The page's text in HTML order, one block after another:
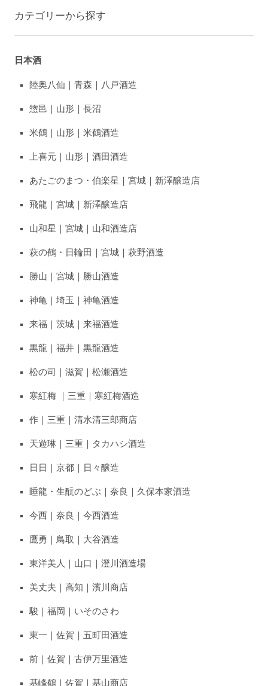
カテゴリーから探す
日本酒
陸奥八仙｜青森｜八戸酒造
惣邑｜山形｜長沼
米鶴｜山形｜米鶴酒造
上喜元｜山形｜酒田酒造
あたごのまつ・伯楽星｜宮城｜新澤醸造店
飛龍｜宮城｜新澤醸造店
山和星｜宮城｜山和酒造店
萩の鶴・日輪田｜宮城｜萩野酒造
勝山｜宮城｜勝山酒造
神亀｜埼玉｜神亀酒造
来福｜茨城｜来福酒造
黒龍｜福井｜黒龍酒造
松の司｜滋賀｜松瀬酒造
寒紅梅 ｜三重｜寒紅梅酒造
作｜三重｜清水清三郎商店
天遊琳｜三重｜タカハシ酒造
日日｜京都｜日々醸造
睡龍・生酛のどぶ｜奈良｜久保本家酒造
今西｜奈良｜今西酒造
鷹勇｜鳥取｜大谷酒造
東洋美人｜山口｜澄川酒造場
美丈夫｜高知｜濱川商店
駿｜福岡｜いそのさわ
東一｜佐賀｜五町田酒造
前｜佐賀｜古伊万里酒造
基峰鶴｜佐賀｜基山商店